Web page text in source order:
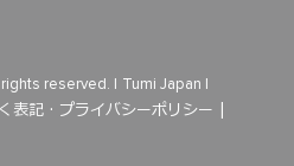
reserved. | Tumi Japan |
表記 · プライバシーポリシー |